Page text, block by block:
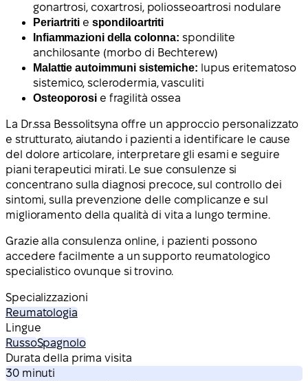
gonartrosi, coxartrosi, poliosseoartrosi nodulare
Periartritie spondiloartriti
Infiammazioni della colonna: spondilite
anchilosante (morbo di Bechterew)
Malattie autoimmuni sistemiche: lupus eritematoso
sistemico, sclerodermia, vasculiti
Osteoporosie fragilità ossea
La Dr.ssa Bessolitsyna offre un approccio personalizzato
e strutturato, aiutando i pazienti a identificare le cause
del dolore articolare, interpretare gli esami e seguire
piani terapeutici mirati. Le sue consulenze si
concentrano sulla diagnosi precoce, sul controllo dei
sintomi, sulla prevenzione delle complicanze e sul
miglioramento della qualità di vita a lungo termine.
Grazie alla consulenza online, i pazienti possono
accedere facilmente a un supporto reumatologico
specialistico ovunque si trovino.
Specializzazioni
Reumatologia
Lingue
RussoSpagnolo
Durata della prima visita
30 minuti